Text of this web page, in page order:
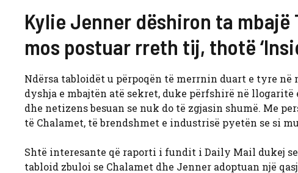
Kylie Jenner dëshiron ta
mos postuar rreth tij, thotë
Ndërsa tabloidët u përpoqën të merrnin duart e tyre
dyshja e mbajtën atë sekret, duke përfshirë në
dhe netizens besuan se nuk do të zgjasin shumë. Me
të Chalamet, të brendshmet e industrisë pyetën se si
Shtë interesante që raporti i fundit i Daily Mail dukej
tabloid zbuloi se Chalamet dhe Jenner adoptuan një